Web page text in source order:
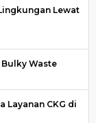
Lewat
Bulky Waste
Layanan CKG di